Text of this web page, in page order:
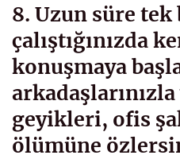
8. Uzun süre tek
çalıştığınızda
konuşmaya
arkadaşlarınızla
geyikleri, ofis
ölümüne